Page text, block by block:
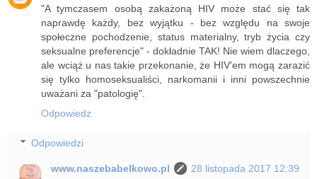
"A tymczasem osobą zakażoną HIV może stać się tak
naprawdę każdy, bez wyjątku - bez względu na swoje
społeczne pochodzenie, status materialny, tryb życia czy
seksualne preferencje" - dokładnie TAK! Nie wiem dlaczego,
ale wciąż u nas takie przekonanie, że HIV'em mogą zarazić
się tylko homoseksualiści, narkomanii i inni powszechnie
uważani za "patologię".
Odpowiedz
Odpowiedzi
www.naszebabelkowo.pl
28 listopada 2017 12:39